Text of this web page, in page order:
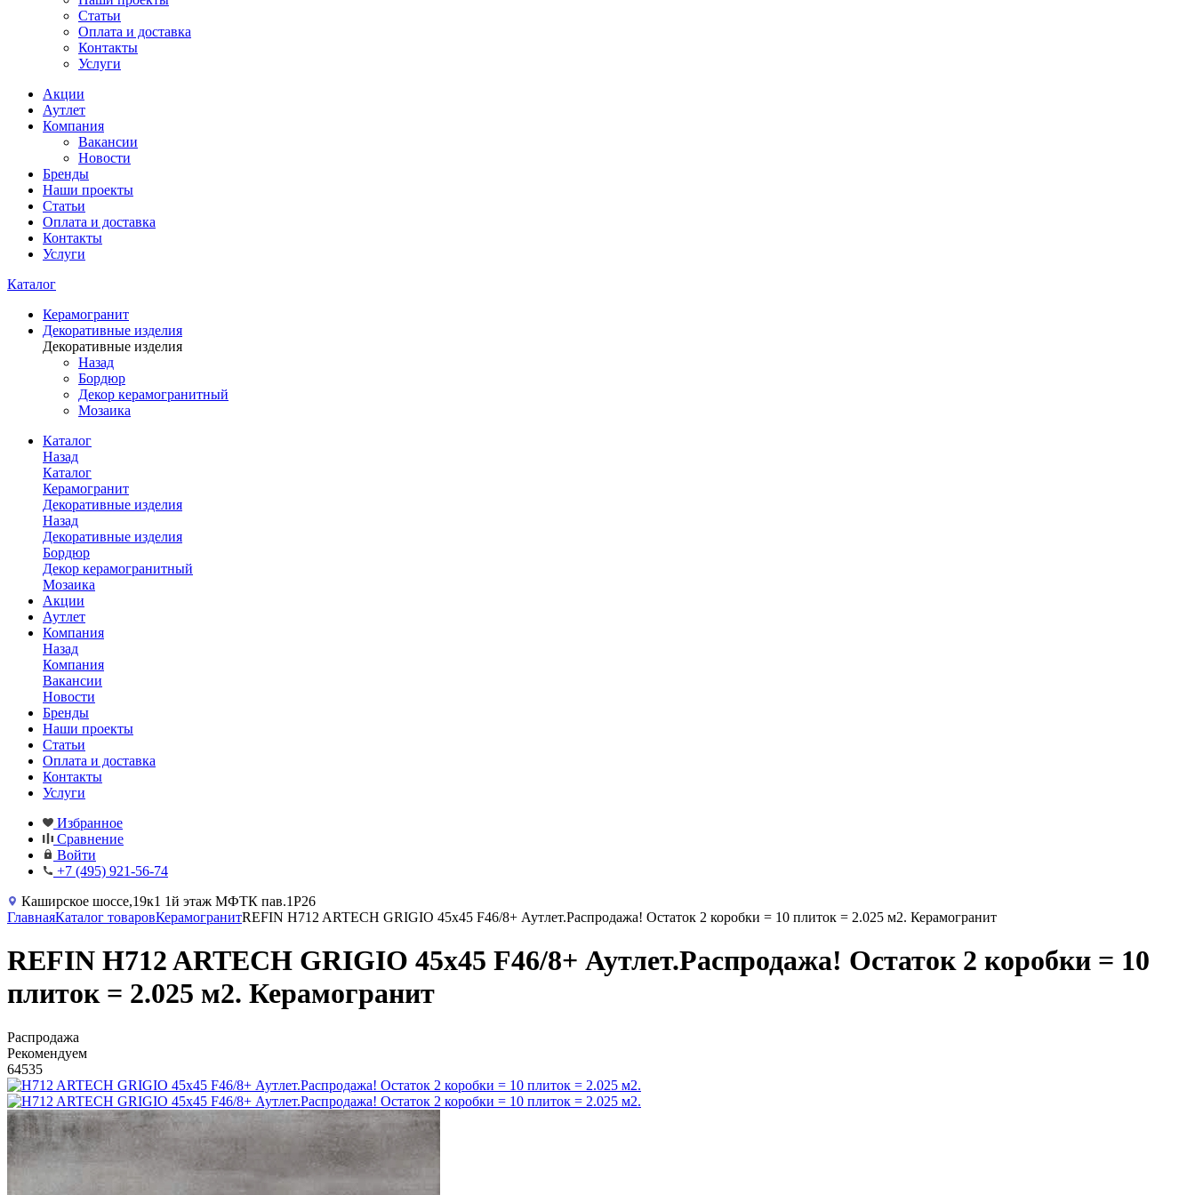
Статьи
Оплата и доставка
Контакты
Услуги
Акции
Аутлет
Компания
Вакансии
Новости
Бренды
Наши проекты
Статьи
Оплата и доставка
Контакты
Услуги
Каталог
Керамогранит
Декоративные изделия
Декоративные изделия
Назад
Бордюр
Декор керамогранитный
Мозаика
Каталог
Назад
Каталог
Керамогранит
Декоративные изделия
Назад
Декоративные изделия
Бордюр
Декор керамогранитный
Мозаика
Акции
Аутлет
Компания
Назад
Компания
Вакансии
Новости
Бренды
Наши проекты
Статьи
Оплата и доставка
Контакты
Услуги
Избранное
Сравнение
Войти
+7 (495) 921-56-74
Каширское шоссе,19к1 1й этаж МФТК пав.1Р26
ГлавнаяКаталог товаровКерамогранитREFIN H712 ARTECH GRIGIO 45x45 F46/8+ Аутлет.Распродажа! Остаток 2 коробки = 10 плиток = 2.025 м2. Керамогранит
REFIN H712 ARTECH GRIGIO 45x45 F46/8+ Аутлет.Распродажа! Остаток 2 коробки = 10
плиток = 2.025 м2. Керамогранит
Распродажа
Рекомендуем
64535